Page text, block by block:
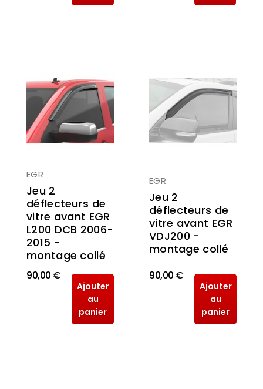
EGR
Jeu 2
déflecteurs de
vitre avant EGR
L200 DCB 2006-
2015 -
montage collé
90,00 €
Ajouter
au
panier
EGR
Jeu 2
déflecteurs de
vitre avant EGR
VDJ200 -
montage collé
90,00 €
Ajouter
au
panier